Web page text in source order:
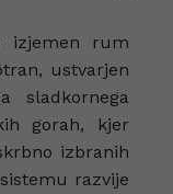
izjemen rum
ustvarjen
sladkornega
gorah, kjer
izbranih
razvije